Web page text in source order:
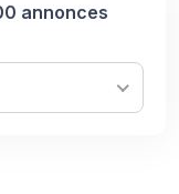
annonces